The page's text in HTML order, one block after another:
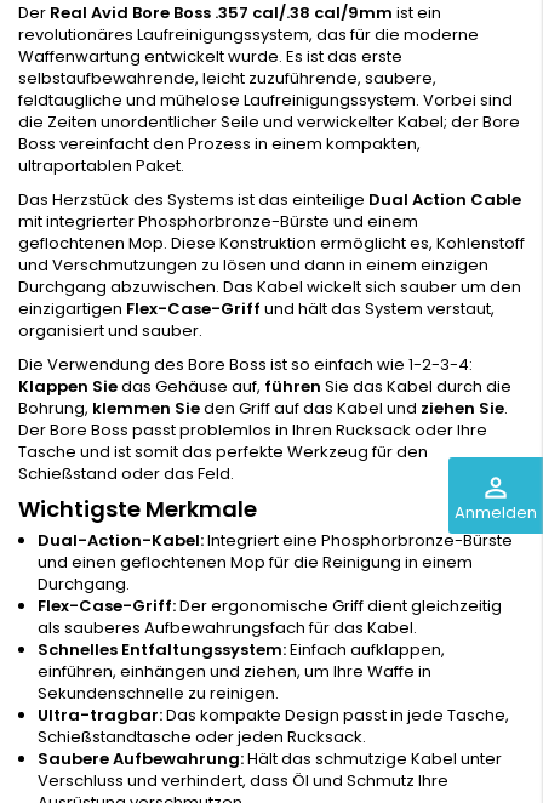
perm_identity
Anmelden
Der Real Avid Bore Boss .357 cal/.38 cal/9mm ist ein
revolutionäres Laufreinigungssystem, das für die moderne
Waffenwartung entwickelt wurde. Es ist das erste
selbstaufbewahrende, leicht zuzuführende, saubere,
feldtaugliche und mühelose Laufreinigungssystem. Vorbei sind
die Zeiten unordentlicher Seile und verwickelter Kabel; der Bore
Boss vereinfacht den Prozess in einem kompakten,
ultraportablen Paket.
Das Herzstück des Systems ist das einteilige Dual Action Cable
mit integrierter Phosphorbronze-Bürste und einem
geflochtenen Mop. Diese Konstruktion ermöglicht es, Kohlenstoff
und Verschmutzungen zu lösen und dann in einem einzigen
Durchgang abzuwischen. Das Kabel wickelt sich sauber um den
einzigartigen Flex-Case-Griff und hält das System verstaut,
organisiert und sauber.
Die Verwendung des Bore Boss ist so einfach wie 1-2-3-4:
Klappen Siedas Gehäuse auf, führen Sie das Kabel durch die
Bohrung, klemmen Sieden Griff auf das Kabel und ziehen Sie.
Der Bore Boss passt problemlos in Ihren Rucksack oder Ihre
Tasche und ist somit das perfekte Werkzeug für den
Schießstand oder das Feld.
Wichtigste Merkmale
Dual-Action-Kabel:Integriert eine Phosphorbronze-Bürste
und einen geflochtenen Mop für die Reinigung in einem
Durchgang.
Flex-Case-Griff:Der ergonomische Griff dient gleichzeitig
als sauberes Aufbewahrungsfach für das Kabel.
Schnelles Entfaltungssystem:Einfach aufklappen,
einführen, einhängen und ziehen, um Ihre Waffe in
Sekundenschnelle zu reinigen.
Ultra-tragbar:Das kompakte Design passt in jede Tasche,
Schießstandtasche oder jeden Rucksack.
Saubere Aufbewahrung:Hält das schmutzige Kabel unter
Verschluss und verhindert, dass Öl und Schmutz Ihre